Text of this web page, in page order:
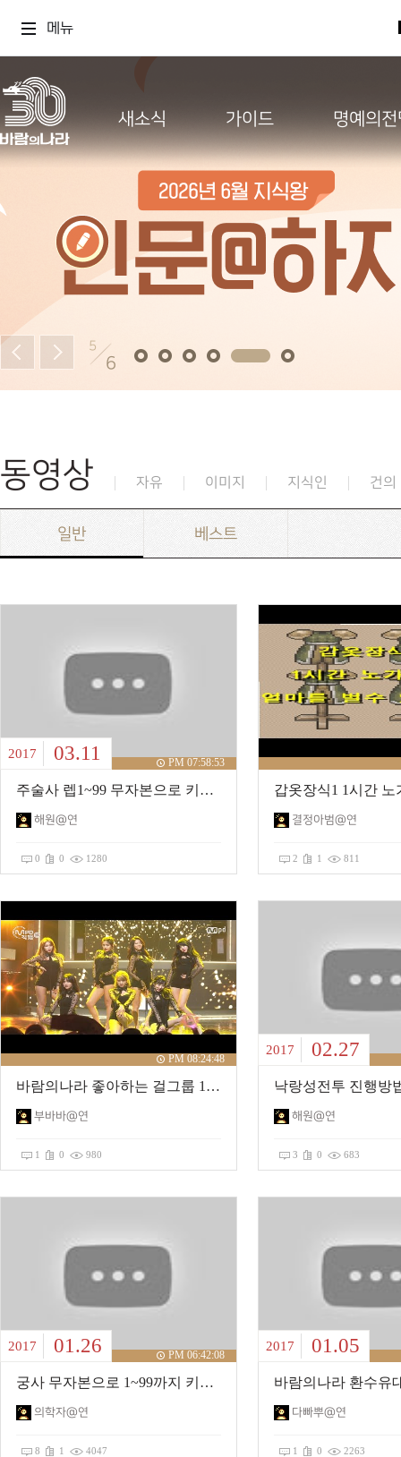
메뉴
새소식 가이드 명예의
5
6
동영상 자유 이미지 지식인 건의
일반 베스트
2017 03.11 PM 07:58:53
주술사 렙1~99 무자본으로 키워보기 추억의 중독 첨사냥[푸르미르]
해원@연
0 0 1280
결정아범@연
2 1 811
PM 08:24:48
바람의나라 좋아하는 걸그룹 1순위 발표합니다.
부바바@연
1 0 980
2017 02.27
해원@연
3 0 683
2017 01.26 PM 06:42:08
궁사 무자본으로 1~99까지 키워보기!
의학자@연
8 1 4047
2017 01.05
다빠뿌@연
1 0 2263